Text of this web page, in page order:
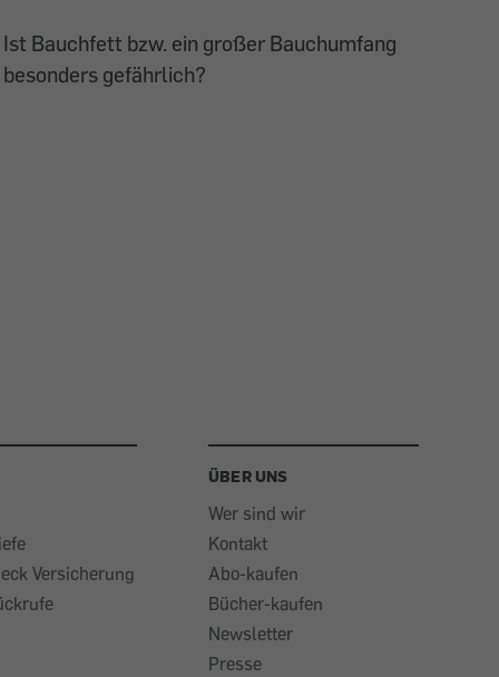
Ist Bauchfett bzw. ein großer Bauchumfang
besonders gefährlich?
Versicherung
ÜBER UNS
Wer sind wir
Kontakt
Abo-kaufen
Bücher-kaufen
Newsletter
Presse